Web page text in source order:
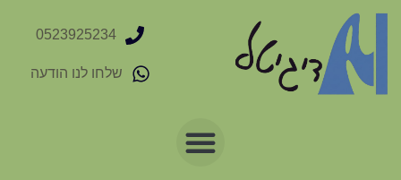
0523925234
שלחו לנו הודעה